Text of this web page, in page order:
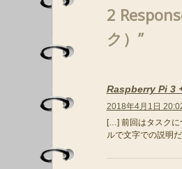
2
ク）”
Raspberry Pi 3
2018年4月1日
[…] 前回はタスクに
ルで文字での説明